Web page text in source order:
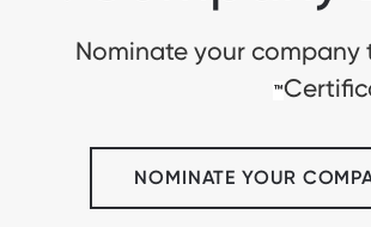
Nominate your company
™
NOMINATE YOUR